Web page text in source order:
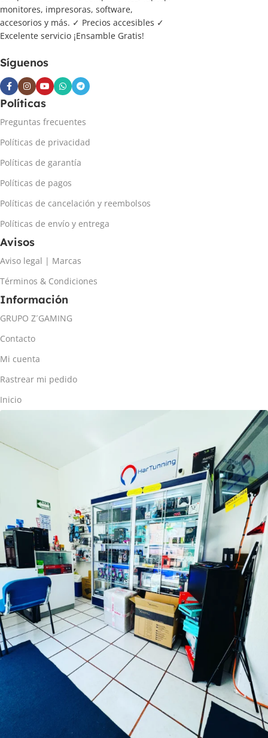
monitores, impresoras, software,
accesorios y más. ✓ Precios accesibles ✓
Excelente servicio ¡Ensamble Gratis!
Síguenos
Políticas
Preguntas frecuentes
Políticas de privacidad
Políticas de garantía
Políticas de pagos
Políticas de cancelación y reembolsos
Políticas de envío y entrega
Avisos
Aviso legal | Marcas
Términos & Condiciones
Información
GRUPO Z´GAMING
Contacto
Mi cuenta
Rastrear mi pedido
Inicio